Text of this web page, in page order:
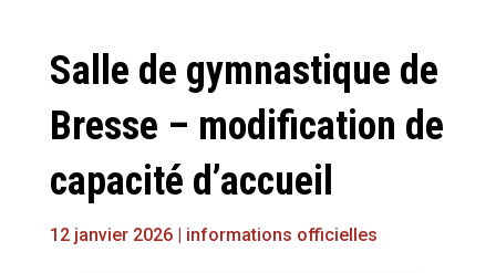
Salle de gymnastique de
Bresse – modification de
capacité d’accueil
12 janvier 2026| informations officielles